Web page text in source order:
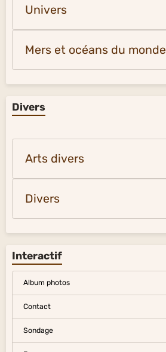
Univers
Mers et océans du monde
Divers
Arts divers
Divers
Interactif
Album photos
Contact
Sondage